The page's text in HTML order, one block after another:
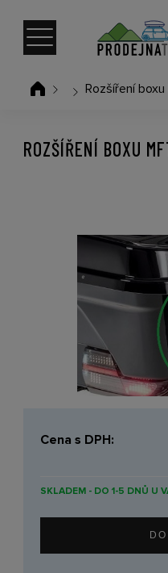
Rozšíření
ROZŠÍŘENÍ BOXU
Cena s DPH:
SKLADEM - DO 1-5 DNŮ U